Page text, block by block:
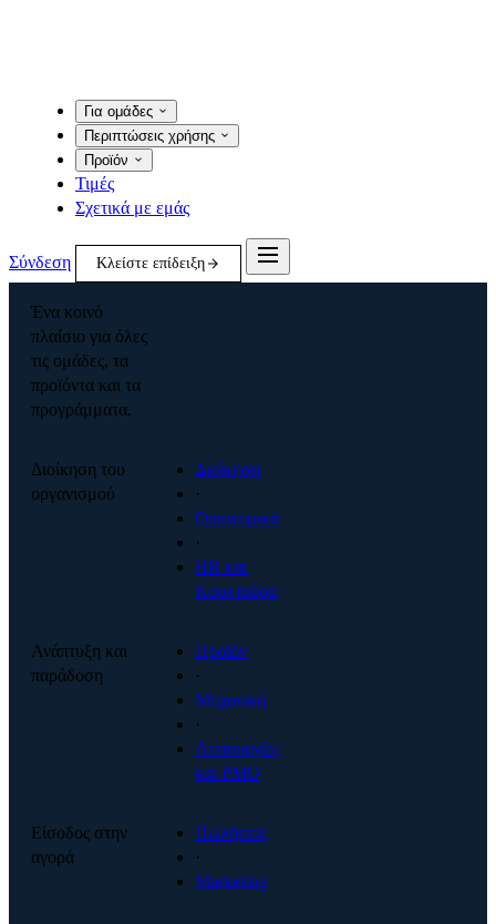
Για ομάδες
Περιπτώσεις χρήσης
Προϊόν
Τιμές
Σχετικά με εμάς
Σύνδεση Κλείστε επίδειξη
Ένα κοινό
πλαίσιο για όλες
τις ομάδες, τα
προϊόντα και τα
προγράμματα.
Διοίκηση του
οργανισμού
Διοίκηση
·
Οικονομικά
·
HR και
Κουλτούρα
Ανάπτυξη και
παράδοση
Προϊόν
·
Μηχανική
·
Λειτουργίες
και PMO
Είσοδος στην
αγορά
Πωλήσεις
·
Marketing